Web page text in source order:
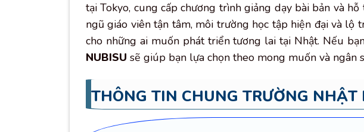
tại Tokyo, cung cấp chương trình giảng dạy bài bản và
ngũ giáo viên tận tâm, môi trường học tập hiện đại và lộ
cho những ai muốn phát triển tương lai tại Nhật. Nếu
NUBISU sẽ giúp bạn lựa chọn theo mong muốn và ngân
THÔNG TIN CHUNG TRƯỜNG NHẬT